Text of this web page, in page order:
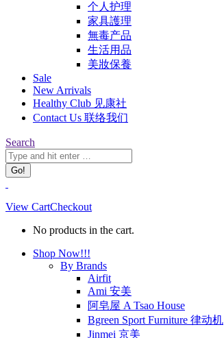
个人护理
家具護理
無毒产品
生活用品
美妝保養
Sale
New Arrivals
Healthy Club 见康社
Contact Us 联络我们
Search:
Search
View CartCheckout
No products in the cart.
Shop Now!!!
By Brands
Airfit
Ami 安美
阿皂屋 A Tsao House
Bgreen Sport Furniture 律动机
Jinmei 京美